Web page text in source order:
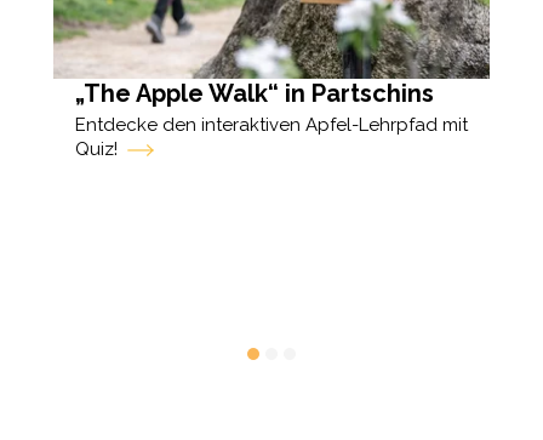
„The Apple Walk“ in Partschins
Entdecke den interaktiven Apfel-Lehrpfad mit
Quiz!